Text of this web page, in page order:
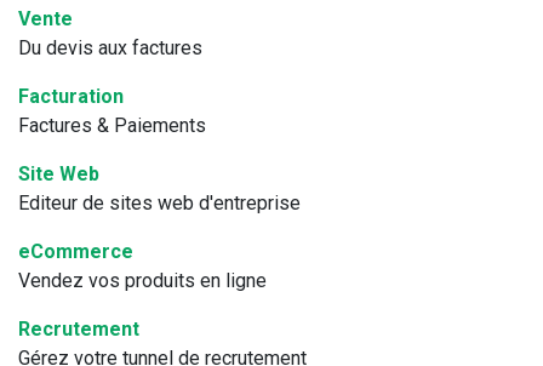
Vente
Du devis aux factures
Facturation
Factures & Paiements
Site Web
Editeur de sites web d'entreprise
eCommerce
Vendez vos produits en ligne
Recrutement
Gérez votre tunnel de recrutement